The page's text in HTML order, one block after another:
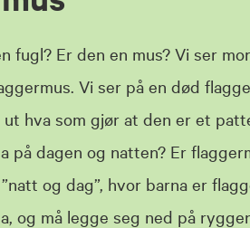
fugl? Er den en mus? Vi ser
Vi ser på en død
hva som gjør at den er et
på dagen og natten? Er
og dag”, hvor barna er
og må legge seg ned på